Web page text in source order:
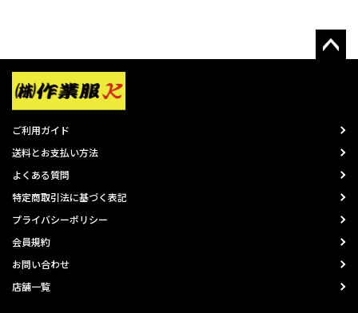
ご利用ガイド
送料とお支払い方法
よくある質問
特定商取引法に基づく表記
プライバシーポリシー
会員規約
お問い合わせ
店舗一覧